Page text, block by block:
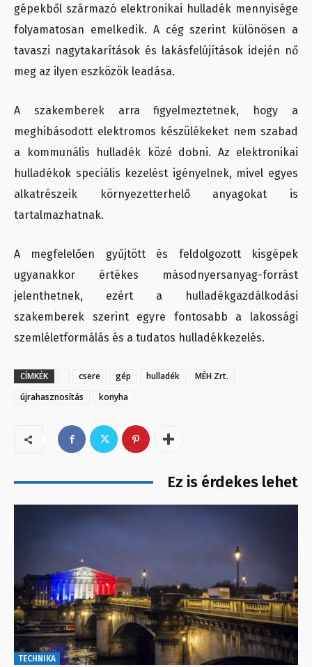
gépekből származó elektronikai hulladék mennyisége
folyamatosan emelkedik. A cég szerint különösen a
tavaszi nagytakarítások és lakásfelújítások idején nő
meg az ilyen eszközök leadása.
A szakemberek arra figyelmeztetnek, hogy a
meghibásodott elektromos készülékeket nem szabad
a kommunális hulladék közé dobni. Az elektronikai
hulladékok speciális kezelést igényelnek, mivel egyes
alkatrészeik környezetterhelő anyagokat is
tartalmazhatnak.
A megfelelően gyűjtött és feldolgozott kisgépek
ugyanakkor értékes másodnyersanyag-forrást
jelenthetnek, ezért a hulladékgazdálkodási
szakemberek szerint egyre fontosabb a lakossági
szemléletformálás és a tudatos hulladékkezelés.
CÍMKÉK csere gép hulladék
MÉH Zrt.
újrahasznosítás
konyha
Ez is érdekes lehet
TECHNIKA